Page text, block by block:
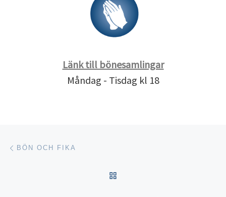
Länk till bönesamlingar
Måndag - Tisdag kl 18
Inläggsnavigering
BÖN OCH FIKA